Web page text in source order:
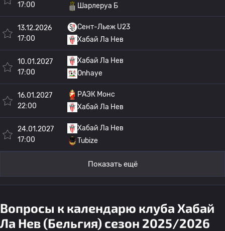
17:00
Шарлеруа Б
13.12.2026
17:00
Сент-Льеж U23
Хабай Ла Нев
10.01.2027
17:00
Хабай Ла Нев
Onhaye
16.01.2027
22:00
РАЭК Монс
Хабай Ла Нев
24.01.2027
17:00
Хабай Ла Нев
Tubize
Показать ещё
Вопросы к календарю клуба Хабай
Ла Нев (Бельгия) сезон 2025/2026